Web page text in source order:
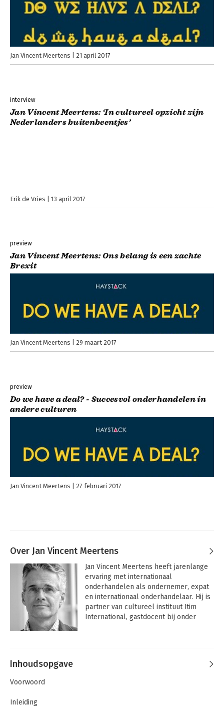
Jan Vincent Meertens 21 april 2017
interview
Jan Vincent Meertens: ‘In cultureel opzicht zijn
Nederlanders buitenbeentjes’
Erik de Vries 13 april 2017
preview
Jan Vincent Meertens: Ons belang is een zachte
Brexit
Jan Vincent Meertens 29 maart 2017
preview
Do we have a deal? - Succesvol onderhandelen in
andere culturen
Jan Vincent Meertens 27 februari 2017
Over Jan Vincent Meertens
Jan Vincent Meertens heeft jarenlange
ervaring met internationaal
onderhandelen als ondernemer, expat
en internationaal onderhandelaar. Hij is
partner van cultureel instituut Itim
International, gastdocent bij onder
als trainer en adviseur voor onder meer
Inhoudsopgave
Voorwoord
Inleiding